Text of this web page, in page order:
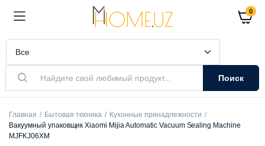
0
Поиск
Главная Бытовая техника
Кухонные принадлежности
Вакуумный упаковщик Xiaomi Mijia Automatic Vacuum Sealing Machine
MJFKJ06XM